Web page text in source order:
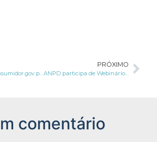
Plataforma consumidor.gov passa a receber queixas sobre redes sociais
PRÓXIMO
ANPD participa de Webinário do Tribunal de Contas da União (TCU) sobre adequação do setor público à Lei Geral de Proteção de Dados Pessoais
comentário